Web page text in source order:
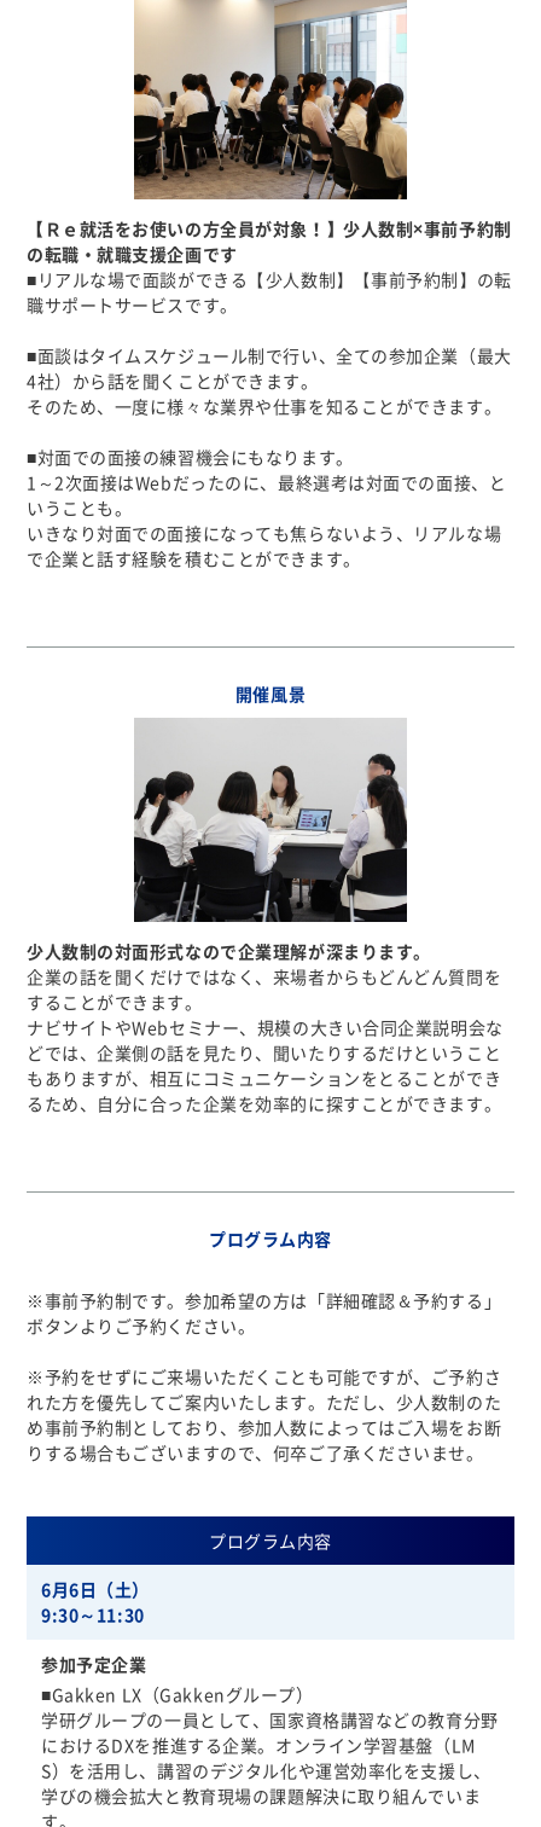
【Ｒｅ就活をお使いの方全員が対象！】少人数制×事前予約制
の転職・就職支援企画です
■リアルな場で面談ができる【少人数制】【事前予約制】の転
職サポートサービスです。
■面談はタイムスケジュール制で行い、全ての参加企業（最大
4社）から話を聞くことができます。
そのため、一度に様々な業界や仕事を知ることができます。
■対面での面接の練習機会にもなります。
1～2次面接はWebだったのに、最終選考は対面での面接、と
いうことも。
いきなり対面での面接になっても焦らないよう、リアルな場
で企業と話す経験を積むことができます。
開催風景
少人数制の対面形式なので企業理解が深まります。
企業の話を聞くだけではなく、来場者からもどんどん質問を
することができます。
ナビサイトやWebセミナー、規模の大きい合同企業説明会な
どでは、企業側の話を見たり、聞いたりするだけということ
もありますが、相互にコミュニケーションをとることができ
るため、自分に合った企業を効率的に探すことができます。
プログラム内容
※事前予約制です。参加希望の方は「詳細確認＆予約する」
ボタンよりご予約ください。
※予約をせずにご来場いただくことも可能ですが、ご予約さ
れた方を優先してご案内いたします。ただし、少人数制のた
め事前予約制としており、参加人数によってはご入場をお断
りする場合もございますので、何卒ご了承くださいませ。
プログラム内容
6月6日（土）
9:30～11:30
参加予定企業
■Gakken LX（Gakkenグループ）
学研グループの一員として、国家資格講習などの教育分野
におけるDXを推進する企業。オンライン学習基盤（LM
S）を活用し、講習のデジタル化や運営効率化を支援し、
学びの機会拡大と教育現場の課題解決に取り組んでいま
す。